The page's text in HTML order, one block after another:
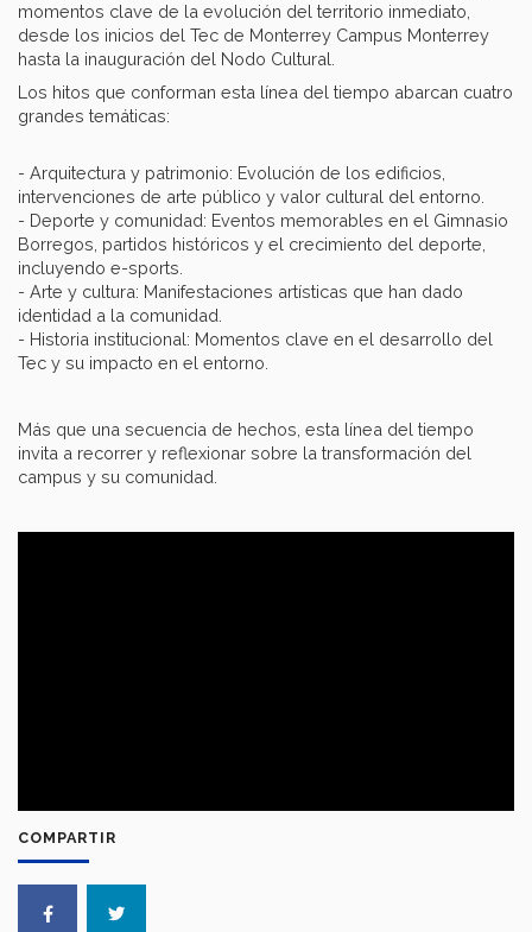
COMPARTIR
momentos clave de la evolución del territorio inmediato,
desde los inicios del Tec de Monterrey Campus Monterrey
hasta la inauguración del Nodo Cultural.
Los hitos que conforman esta línea del tiempo abarcan cuatro
grandes temáticas:
- Arquitectura y patrimonio: Evolución de los edificios,
intervenciones de arte público y valor cultural del entorno.
- Deporte y comunidad: Eventos memorables en el Gimnasio
Borregos, partidos históricos y el crecimiento del deporte,
incluyendo e-sports.
- Arte y cultura: Manifestaciones artísticas que han dado
identidad a la comunidad.
- Historia institucional: Momentos clave en el desarrollo del
Tec y su impacto en el entorno.
Más que una secuencia de hechos, esta línea del tiempo
invita a recorrer y reflexionar sobre la transformación del
campus y su comunidad.